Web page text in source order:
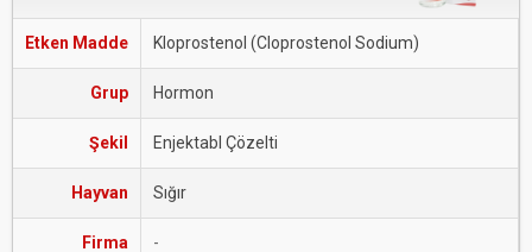
Etken Madde Kloprostenol (Cloprostenol Sodium)
Grup Hormon
Şekil Enjektabl Çözelti
Hayvan Sığır
Firma -